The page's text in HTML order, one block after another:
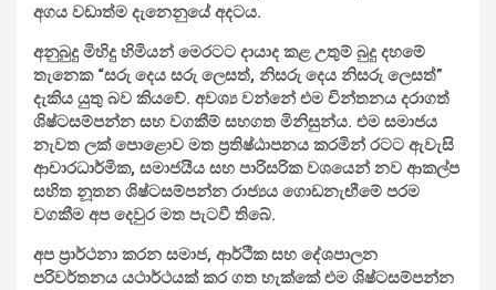
අගය වඩාත්ම දැනෙනුයේ අදටය.
අනුබුදු මිහිදු හිමියන් මෙරටට දායාද කළ උතුම් බුදු දහමේ
තැනෙක “සරු දෙය සරු ලෙසත්, නිසරු දෙය නිසරු ලෙසත්”
දැකිය යුතු බව කියවේ. අවශ්‍ය වන්නේ එම චින්තනය දරාගත්
ශිෂ්ටසම්පන්න සහ වගකීම් සහගත මිනිසුන්ය. එම සමාජය
නැවත ලක් පොළොව මත ප්‍රතිෂ්ඨාපනය කරමින් රටට ඇවැසි
ආචාරධාර්මික, සමාජයීය සහ පාරිසරික වශයෙන් නව ආකල්ප
සහිත නූතන ශිෂ්ටසම්පන්න රාජ්‍යය ගොඩනැඟීමේ පරම
වගකීම අප දෙවුර මත පැටවී තිබේ.
අප ප්‍රාර්ථනා කරන සමාජ, ආර්ථික සහ දේශපාලන
පරිවර්තනය යථාර්ථයක් කර ගත හැක්කේ එම ශිෂ්ටසම්පන්න